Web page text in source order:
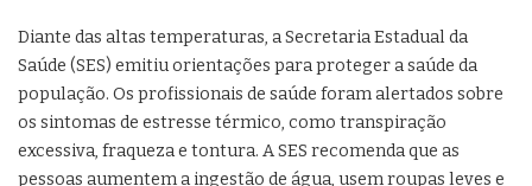
Diante das altas temperaturas, a Secretaria Estadual da
Saúde (SES) emitiu orientações para proteger a saúde da
população. Os profissionais de saúde foram alertados sobre
os sintomas de estresse térmico, como transpiração
excessiva, fraqueza e tontura. A SES recomenda que as
pessoas aumentem a ingestão de água, usem roupas leves e